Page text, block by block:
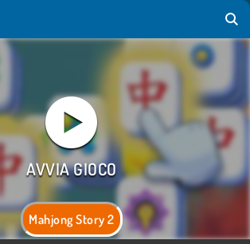
Mahjong Story 2